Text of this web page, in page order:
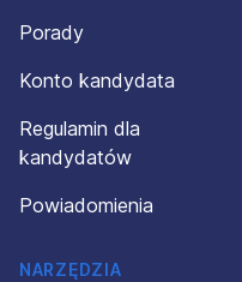
Porady
Konto kandydata
Regulamin dla
kandydatów
Powiadomienia
NARZĘDZIA